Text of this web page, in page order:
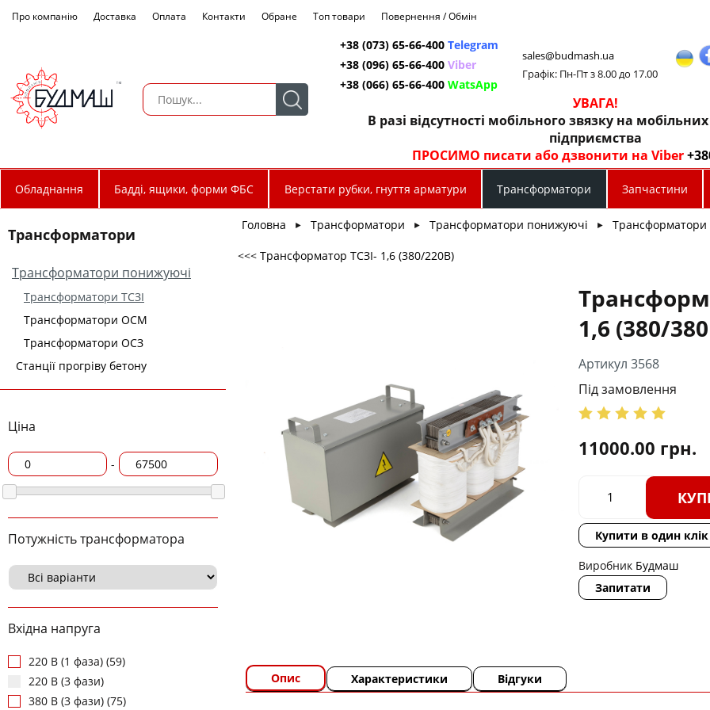
Про компанію Доставка Оплата Контакти Обране Топ товари Повернення / Обмін
+38 (073) 65-66-400 Telegram
+38 (096) 65-66-400 Viber
+38 (066) 65-66-400 WatsApp
sales@budmash.ua
Графік: Пн-Пт з 8.00 до 17.00
УВАГА!
В разі відсутності мобільного звязку на
підприємства
ПРОСИМО писати або дзвонити на Viber
Обладнання Бадді, ящики, форми ФБС Верстати рубки, гнуття арматури Трансформатори Запчастини
Трансформатори
Трансформатори понижуючі
Трансформатори ТСЗІ
Трансформатори ОСМ
Трансформатори ОСЗ
Станції прогріву бетону
Ціна
-
Потужність трансформатора
Вхідна напруга
220 В (1 фаза) (59)
220 В (3 фази)
380 В (3 фази) (75)
Головна ► Трансформатори ► Трансформатори понижуючі ► Трансформатори
<<< Трансформатор ТСЗІ- 1,6 (380/220В)
1,6 (380/
Артикул 3568
Під замовлення
11000.00 грн.
Купити в один клік
Виробник Будмаш
Запитати
Опис Характеристики Відгуки